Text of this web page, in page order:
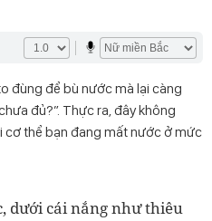
đùng để bù nước mà lại càng
đủ?”. Thực ra, đây không
cơ thể bạn đang mất nước ở mức
dưới cái nắng như thiêu